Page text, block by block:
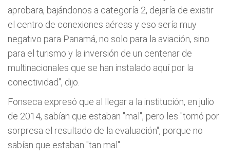
aprobara, bajándonos a categoría 2, dejaría de existir
el centro de conexiones aéreas y eso sería muy
negativo para Panamá, no solo para la aviación, sino
para el turismo y la inversión de un centenar de
multinacionales que se han instalado aquí por la
conectividad", dijo.
Fonseca expresó que al llegar a la institución, en julio
de 2014, sabían que estaban "mal", pero les "tomó por
sorpresa el resultado de la evaluación", porque no
sabían que estaban "tan mal".